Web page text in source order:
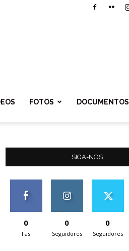
FOTOS DOCUMENTOS
SIGA-NOS
0
Fãs
0
Seguidores
0
Seguidores